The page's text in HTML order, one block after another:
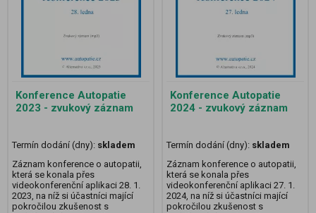
Konference Autopatie
2023 - zvukový záznam
Termín dodání (dny): skladem
Záznam konference o autopatii,
která se konala přes
videokonferenční aplikaci 28. 1.
2023, na níž si účastníci mající
pokročilou zkušenost s
Konference Autopatie
2024 - zvukový záznam
Termín dodání (dny): skladem
Záznam konference o autopatii,
která se konala přes
videokonferenční aplikaci 27. 1.
2024, na níž si účastníci mající
pokročilou zkušenost s